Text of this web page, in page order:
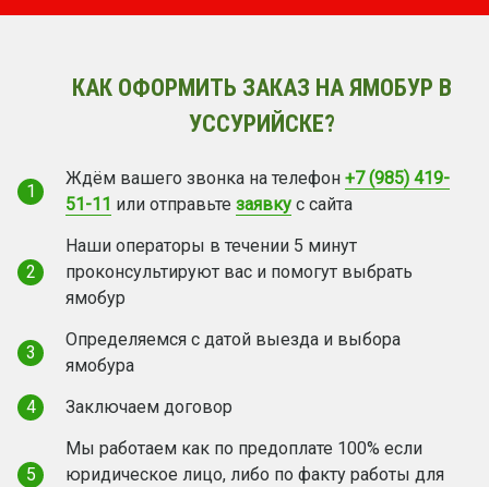
КАК ОФОРМИТЬ ЗАКАЗ НА ЯМОБУР В
УССУРИЙСКЕ?
1
Ждём вашего звонка на телефон +7 (985) 419-
51-11 или отправьте заявку с сайта
2
Наши операторы в течении 5 минут
проконсультируют вас и помогут выбрать
ямобур
3
Определяемся с датой выезда и выбора
ямобура
4
Заключаем договор
5
Мы работаем как по предоплате 100% если
юридическое лицо, либо по факту работы для